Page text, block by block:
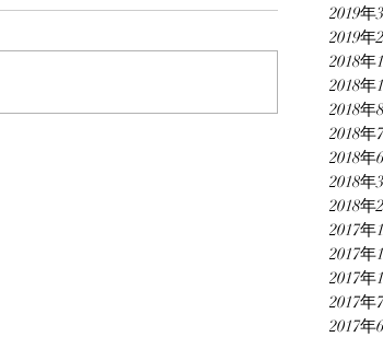
2019年
2019年
2018年
2018年
2018年
2018年
2018年
2018年
2018年
2017年
2017年
2017年
2017年
2017年